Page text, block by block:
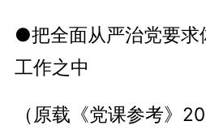
●把全面从严治党要求
工作之中
（原载《党课参考》